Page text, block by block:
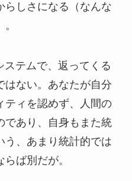
らしさになる（なんな
テムで、返ってくる
はない。あなたが自分
ティを認めず、人間の
であり、自身もまた統
う、あまり統計的では
ば別だが。